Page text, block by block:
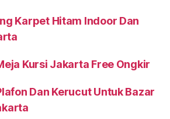
Karpet Hitam Indoor Dan
Kursi Jakarta Free Ongkir
Dan Kerucut Untuk Bazar